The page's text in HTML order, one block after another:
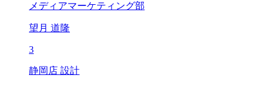
メディアマーケティング部
望月 道隆
3
静岡店 設計